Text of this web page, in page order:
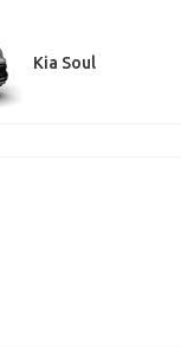
Kia Soul